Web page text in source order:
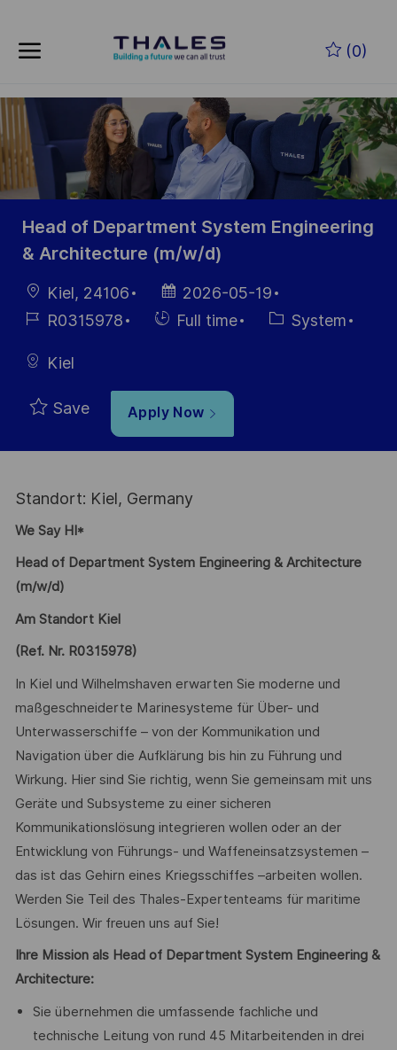
(0)
-
Head of Department System Engineering
& Architecture (m/w/d)
LocationKiel, 24106
Posted
Date
2026-05-19
Job R0315978
HiringFull time Category
System
Kiel
Save Apply Now
Standort: Kiel, Germany
We Say HI*
Head of Department System Engineering & Architecture
(m/w/d)
Am Standort Kiel
(Ref. Nr. R0315978)
In Kiel und Wilhelmshaven erwarten Sie moderne und
maßgeschneiderte Marinesysteme für Über- und
Unterwasserschiffe – von der Kommunikation und
Navigation über die Aufklärung bis hin zu Führung und
Wirkung. Hier sind Sie richtig, wenn Sie gemeinsam mit uns
Geräte und Subsysteme zu einer sicheren
Kommunikationslösung integrieren wollen oder an der
Entwicklung von Führungs- und Waffeneinsatzsystemen –
das ist das Gehirn eines Kriegsschiffes –arbeiten wollen.
Werden Sie Teil des Thales-Expertenteams für maritime
Lösungen. Wir freuen uns auf Sie!
Ihre Mission als Head of Department System Engineering &
Architecture:
Sie übernehmen die umfassende fachliche und
technische Leitung von rund 45 Mitarbeitenden in drei